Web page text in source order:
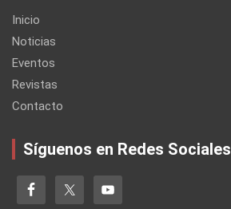
Inicio
Noticias
Eventos
Revistas
Contacto
Síguenos en Redes Sociales